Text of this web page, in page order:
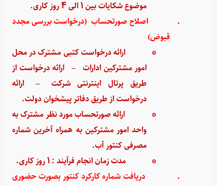
موضوع شکایات بین 1 الی 4 روز کاری.
·
اصلاح صورتحساب (درخواست بررسی مجدد
قبوض)
o
ارائه درخواست کتبی مشترک در محل
امور مشترکین ادارات
–
ارائه درخواست از
طریق پرتال اینترنتی شرکت
–
ارائه
درخواست از طریق دفاتر پیشخوان دولت.
o
ارائه صورتحساب مورد نظر مشترک به
واحد امور مشترکین به همراه آخرین شماره
مصرفی کنتور آب.
o
مدت زمان انجام فرآیند : 1 روز کاری.
·
دریافت شماره کارکرد کنتور بصورت حضوری